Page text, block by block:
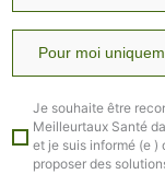
Je souhaite être
Meilleurtaux Santé
et je suis informé (e
proposer des